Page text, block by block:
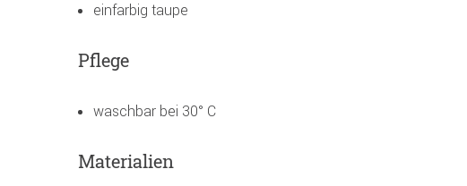
einfarbig taupe
Pflege
waschbar bei 30° C
Materialien